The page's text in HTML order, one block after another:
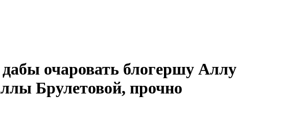
очаровать блогершу Аллу
Брулетовой, прочно